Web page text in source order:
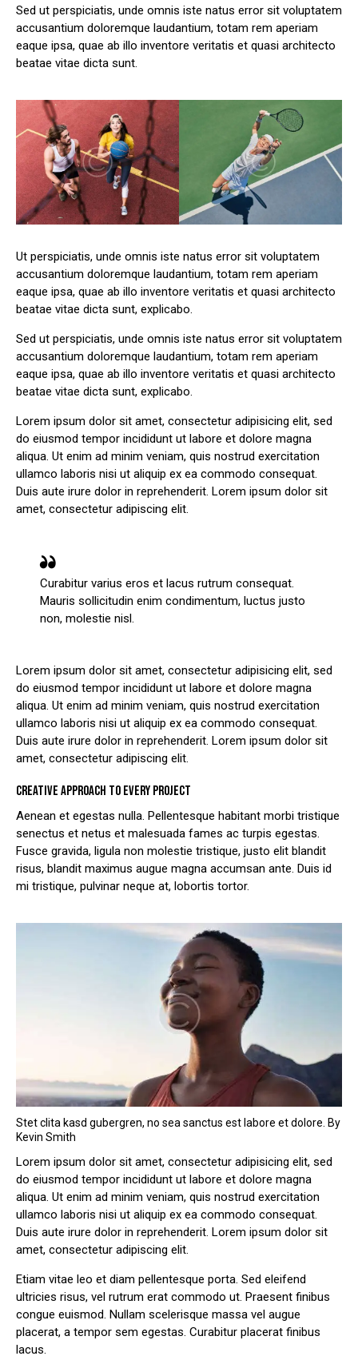
Sed ut perspiciatis, unde omnis iste natus error sit voluptatem
accusantium doloremque laudantium, totam rem aperiam
eaque ipsa, quae ab illo inventore veritatis et quasi architecto
beatae vitae dicta sunt.
Ut perspiciatis, unde omnis iste natus error sit voluptatem
accusantium doloremque laudantium, totam rem aperiam
eaque ipsa, quae ab illo inventore veritatis et quasi architecto
beatae vitae dicta sunt, explicabo.
Sed ut perspiciatis, unde omnis iste natus error sit voluptatem
accusantium doloremque laudantium, totam rem aperiam
eaque ipsa, quae ab illo inventore veritatis et quasi architecto
beatae vitae dicta sunt, explicabo.
Lorem ipsum dolor sit amet, consectetur adipisicing elit, sed
do eiusmod tempor incididunt ut labore et dolore magna
aliqua. Ut enim ad minim veniam, quis nostrud exercitation
ullamco laboris nisi ut aliquip ex ea commodo consequat.
Duis aute irure dolor in reprehenderit. Lorem ipsum dolor sit
amet, consectetur adipiscing elit.
Curabitur varius eros et lacus rutrum consequat.
Mauris sollicitudin enim condimentum, luctus justo
non, molestie nisl.
Lorem ipsum dolor sit amet, consectetur adipisicing elit, sed
do eiusmod tempor incididunt ut labore et dolore magna
aliqua. Ut enim ad minim veniam, quis nostrud exercitation
ullamco laboris nisi ut aliquip ex ea commodo consequat.
Duis aute irure dolor in reprehenderit. Lorem ipsum dolor sit
amet, consectetur adipiscing elit.
CREATIVE APPROACH TO EVERY PROJECT
Aenean et egestas nulla. Pellentesque habitant morbi tristique
senectus et netus et malesuada fames ac turpis egestas.
Fusce gravida, ligula non molestie tristique, justo elit blandit
risus, blandit maximus augue magna accumsan ante. Duis id
mi tristique, pulvinar neque at, lobortis tortor.
Stet clita kasd gubergren, no sea sanctus est labore et dolore. By
Kevin Smith
Lorem ipsum dolor sit amet, consectetur adipisicing elit, sed
do eiusmod tempor incididunt ut labore et dolore magna
aliqua. Ut enim ad minim veniam, quis nostrud exercitation
ullamco laboris nisi ut aliquip ex ea commodo consequat.
Duis aute irure dolor in reprehenderit. Lorem ipsum dolor sit
amet, consectetur adipiscing elit.
Etiam vitae leo et diam pellentesque porta. Sed eleifend
ultricies risus, vel rutrum erat commodo ut. Praesent finibus
congue euismod. Nullam scelerisque massa vel augue
placerat, a tempor sem egestas. Curabitur placerat finibus
lacus.